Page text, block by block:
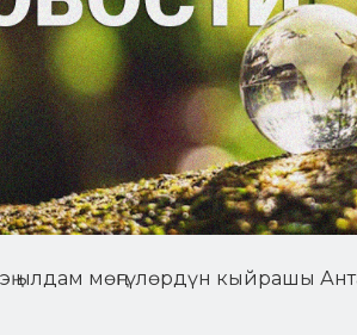
ылдам мөңгүлөрдүн кыйрашы